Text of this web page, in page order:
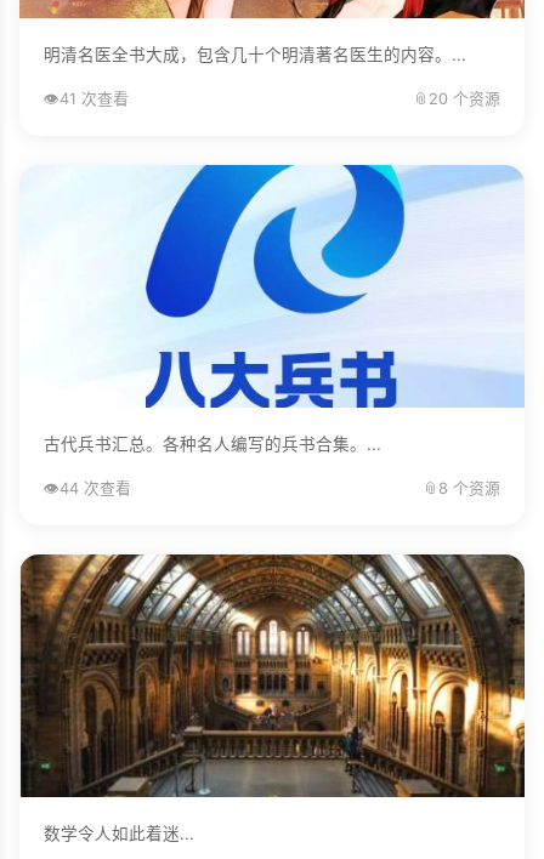
明清名医全书大成，包含几十个明清著名医生的内容。...
👁️41 次查看 📎 20 个资源
古代兵书汇总。各种名人编写的兵书合集。...
👁️44 次查看 📎 8 个资源
数学令人如此着迷...